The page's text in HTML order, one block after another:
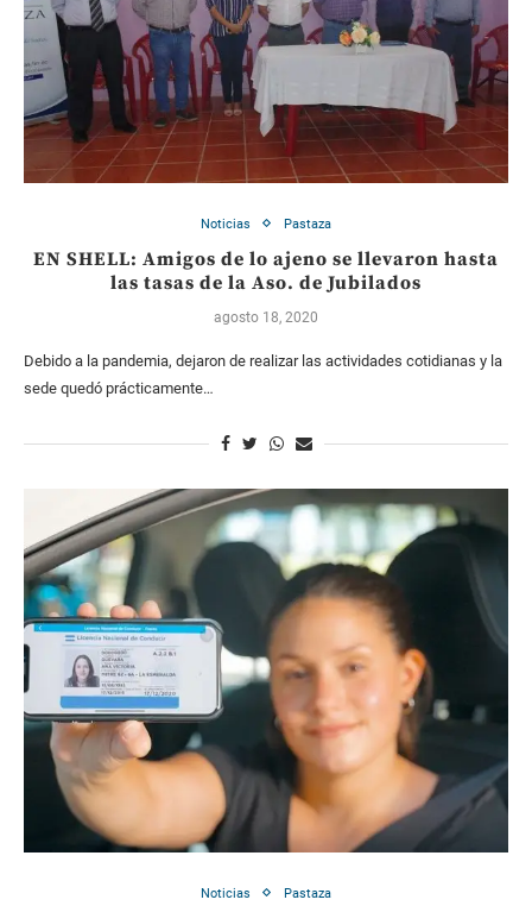
Noticias Pastaza
EN SHELL: Amigos de lo ajeno se llevaron hasta
las tasas de la Aso. de Jubilados
agosto 18, 2020
Debido a la pandemia, dejaron de realizar las actividades cotidianas y la
sede quedó prácticamente…
Noticias Pastaza